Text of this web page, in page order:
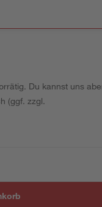
Du kannst uns
(ggf. zzgl.